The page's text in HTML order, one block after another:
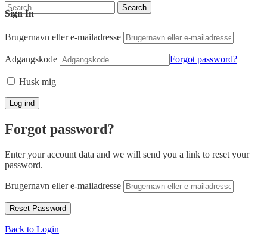
Search
for:
Search
Sign In
Brugernavn eller e-mailadresse
Adgangskode Forgot password?
Husk mig
Forgot password?
Enter your account data and we will send you a link to reset your
password.
Brugernavn eller e-mailadresse
Back to Login